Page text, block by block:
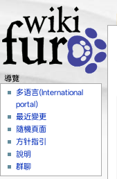
導覽
多语言(International
portal)
最近變更
隨機頁面
方针指引
說明
群聊